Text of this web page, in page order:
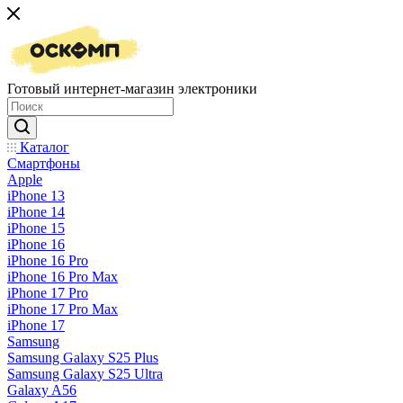
Готовый интернет-магазин электроники
Каталог
Смартфоны
Apple
iPhone 13
iPhone 14
iPhone 15
iPhone 16
iPhone 16 Pro
iPhone 16 Pro Max
iPhone 17 Pro
iPhone 17 Pro Max
iPhone 17
Samsung
Samsung Galaxy S25 Plus
Samsung Galaxy S25 Ultra
Galaxy A56